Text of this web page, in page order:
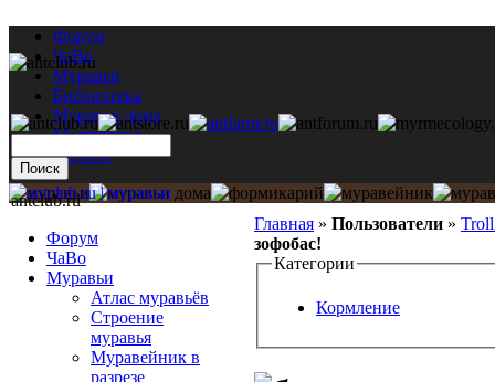
Форум
ЧаВо
Муравьи
Библиотека
Муравьи дома
Мастерская
Каталог
Главная » Пользователи »
зофобас!
Категории
Кормление
antclub.ru
Форум
ЧаВо
Муравьи
Атлас муравьёв
Строение
муравья
Муравейник в
разрезе